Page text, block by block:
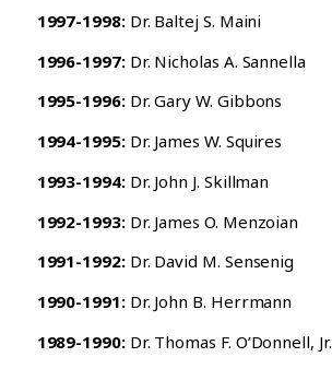
1997-1998:Dr. Baltej S. Maini
1996-1997:Dr. Nicholas A. Sannella
1995-1996:Dr. Gary W. Gibbons
1994-1995:Dr. James W. Squires
1993-1994:Dr. John J. Skillman
1992-1993:Dr. James O. Menzoian
1991-1992:Dr. David M. Sensenig
1990-1991:Dr. John B. Herrmann
1989-1990:Dr. Thomas F. O’Donnell, Jr.